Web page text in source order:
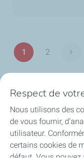
Pagination
Page
1
Page
2
Nos secteurs en
Nos produits en
Liens utiles
Respect de
Nous utilisons des
de vous fournir,
utilisateur.
certains cookies de
défaut. Vous